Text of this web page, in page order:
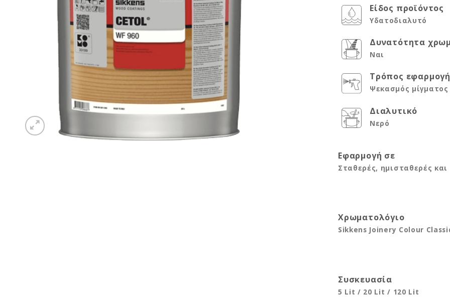
Είδος προϊόντος
Υδατοδιαλυτό
Δυνατότητα
Ναι
Τρόπος
Ψεκασμός
Διαλυτικό
Νερό
Εφαρμογή σε
Σταθερές, ημισταθερές
Χρωματολόγιο
Sikkens Joinery Colour
Συσκευασία
5 Lit / 20 Lit / 120 Lit